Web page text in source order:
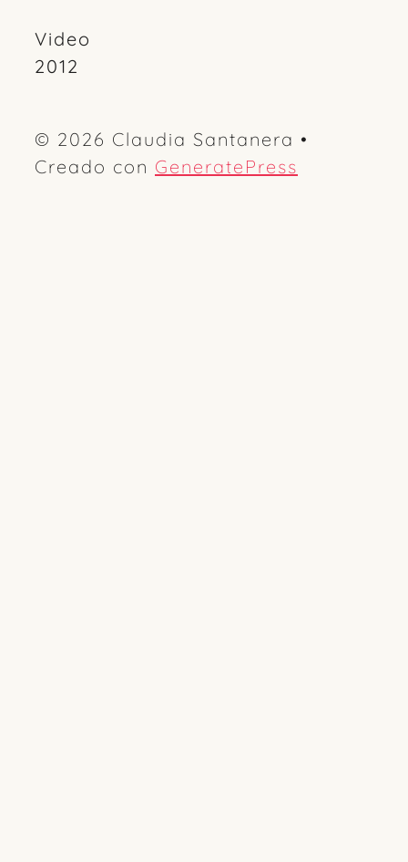
Video
2012
© 2026 Claudia Santanera •
Creado con GeneratePress